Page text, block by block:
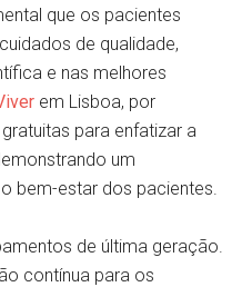
que os pacientes
de qualidade,
e nas melhores
em Lisboa, por
para enfatizar a
um
bem-estar dos pacientes.
de última geração.
contínua para os